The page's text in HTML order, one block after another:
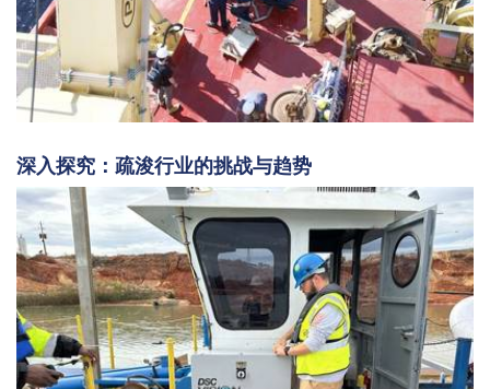
深入探究：疏浚行业的挑战与趋势